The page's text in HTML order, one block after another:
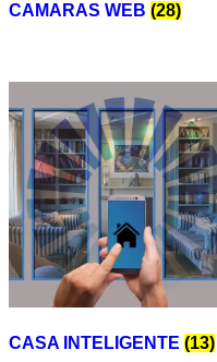
CAMARAS WEB (28)
CASA INTELIGENTE (13)